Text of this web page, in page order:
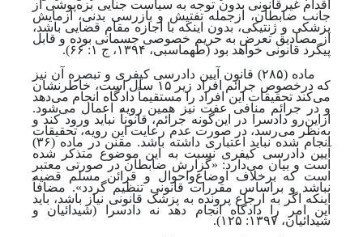
اقدام غیرقانونی بدون توجه به سیاست جنایی بزه‌پوشی از
جانب ضابطان، ازجمله تفتیش و بازرسی بدنی، آزمایش
پزشکی و ژنتیکی، بدون اینکه با اجازه مقام قضایی باشد،
از مصادیق تعرض به حریم خصوصی جسمانی بوده و قابل
پیگرد قانونی خواهد بود(طهماسبی، ۱۳۹۴، ج ۱: ۶۶).
ماده (۲۸۵) قانون آیین دادرسی کیفری و تبصره آن نیز
که درخصوص جرائم افراد زیر ۱۵ سال است، خاطرنشان
می‌کند تحقیقات این افراد را مستقیماً دادگاه انجام می‌دهد
و در جرائم منافی عفت نیز همین رویه اعمال می‌شود.
ازاین‌رو دادسرا در این‌گونه جرائم، قانوناً نباید ورود کند و
به‌نظر می‌رسد، در صورت عدم رعایت این رویه، تحقیقات
انجام شده نباید اعتباری داشته باشد. مقنن در ماده (۳۶)
آیین دادرسی کیفری نسبت به این موضوع متذکر شده‌
است و بیان می‌دارد: «گزارش ضابطان در صورتی معتبر
است که برخلاف اوضاع‌واحوال و قرائن مسلم قضیه
نباشد و براساس مقررات قانونی تنظیم گردد». مضافاً
اینکه اگر به ارجاع پرونده به پزشک ‌قانونی نیاز باشد، باید
این امر را دادگاه انجام دهد نه دادسرا (شیدائیان و
شیدائیان، ۱۳۹۷: ۱۲۵).